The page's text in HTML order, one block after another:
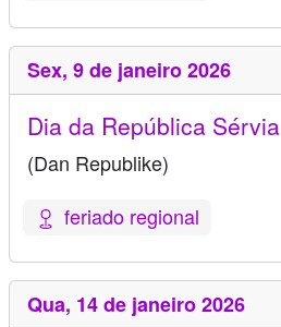
Sex, 9 de janeiro 2026
Dia da República Sérvia
(Dan Republike)
feriado regional
Qua, 14 de janeiro 2026